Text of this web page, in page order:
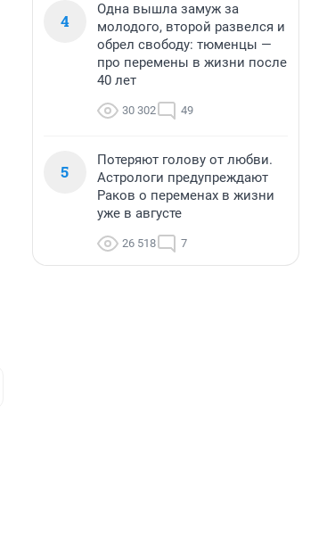
4
Одна вышла замуж за
молодого, второй развелся и
обрел свободу: тюменцы —
про перемены в жизни после
40 лет
30 302 49
5
Потеряют голову от любви.
Астрологи предупреждают
Раков о переменах в жизни
уже в августе
26 518 7